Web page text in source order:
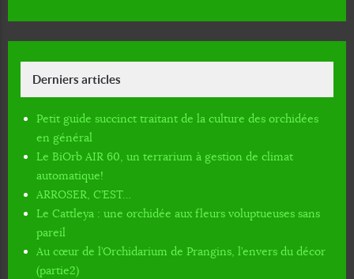
Derniers articles
Petit guide succinct traitant de la culture des orchidées
en général
Le BiOrb AIR 60, un terrarium à gestion de climat
automatique!
ARROSER, C’EST…
Le Cattleya : une orchidée aux fleurs voluptueuses sans
pareil
Au cœur de l’Orchidarium de Prangins, l’envers du décor
(partie2)